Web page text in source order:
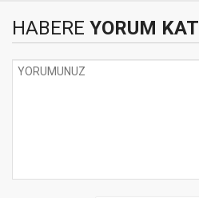
HABERE YORUM KAT